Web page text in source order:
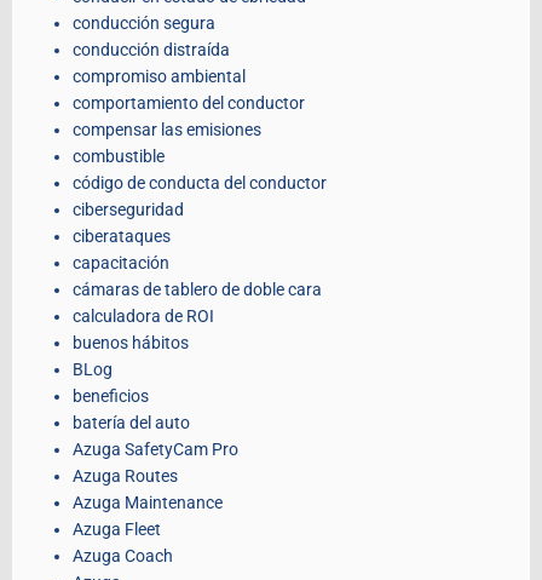
conducción segura
conducción distraída
compromiso ambiental
comportamiento del conductor
compensar las emisiones
combustible
código de conducta del conductor
ciberseguridad
ciberataques
capacitación
cámaras de tablero de doble cara
calculadora de ROI
buenos hábitos
BLog
beneficios
batería del auto
Azuga SafetyCam Pro
Azuga Routes
Azuga Maintenance
Azuga Fleet
Azuga Coach